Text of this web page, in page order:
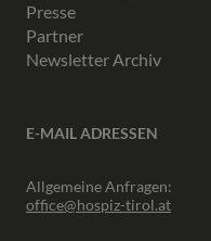
Presse
Partner
Newsletter Archiv
E-MAIL ADRESSEN
Allgemeine Anfragen:
office@hospiz-tirol.at